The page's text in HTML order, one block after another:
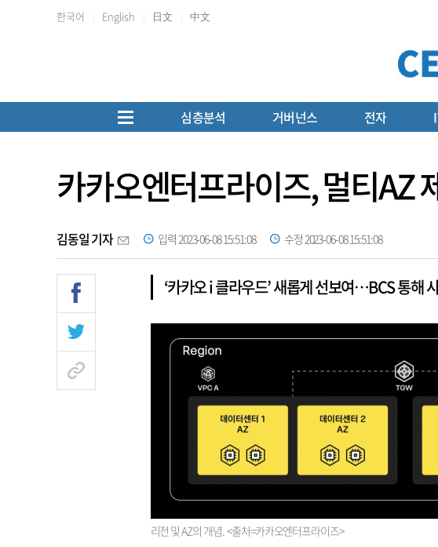
한국어 English 日文 中文
심층분석 거버넌스 전자
카카오엔터프라이즈, 멀티AZ
김동일 기자 입력 2023-06-08 15:51:08 수정 2023-06-08 15:51:08
‘카카오 i 클라우드’ 새롭게 선보여…BCS 통해
리전 및 AZ의 개념. <출처=카카오엔터프라이즈>